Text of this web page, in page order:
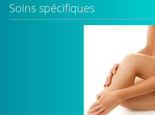
Soins spécifiques